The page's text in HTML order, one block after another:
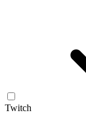
Twitch